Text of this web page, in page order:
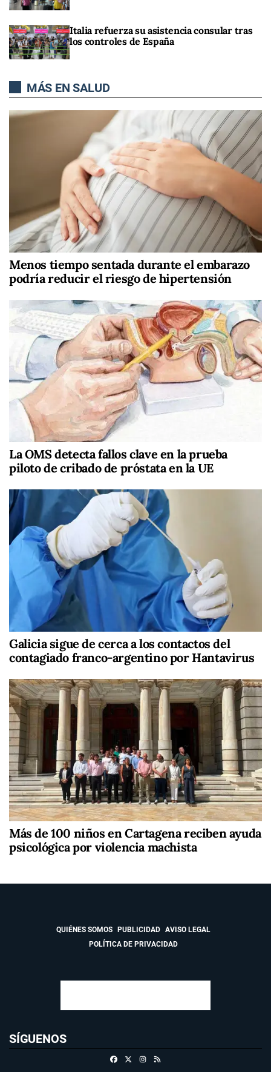
Italia refuerza su asistencia consular tras
los controles de España
MÁS EN SALUD
Menos tiempo sentada durante el embarazo
podría reducir el riesgo de hipertensión
La OMS detecta fallos clave en la prueba
piloto de cribado de próstata en la UE
Galicia sigue de cerca a los contactos del
contagiado franco-argentino por Hantavirus
Más de 100 niños en Cartagena reciben ayuda
psicológica por violencia machista
QUIÉNES SOMOS PUBLICIDAD
AVISO LEGAL
POLÍTICA DE PRIVACIDAD
SÍGUENOS
FacebookInstagram